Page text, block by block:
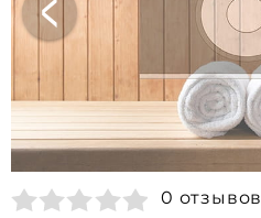
0 отзывов